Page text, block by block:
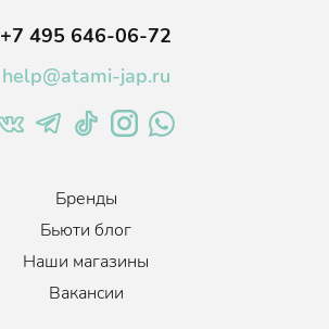
+7 495 646-06-72
help@atami-jap.ru
Бренды
Бьюти блог
Наши магазины
Вакансии